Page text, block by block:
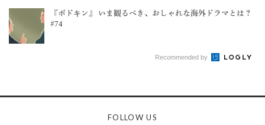
『ボドキン』 いま観るべき、おしゃれな海外ドラマとは？
#74
Recommended by
FOLLOW US